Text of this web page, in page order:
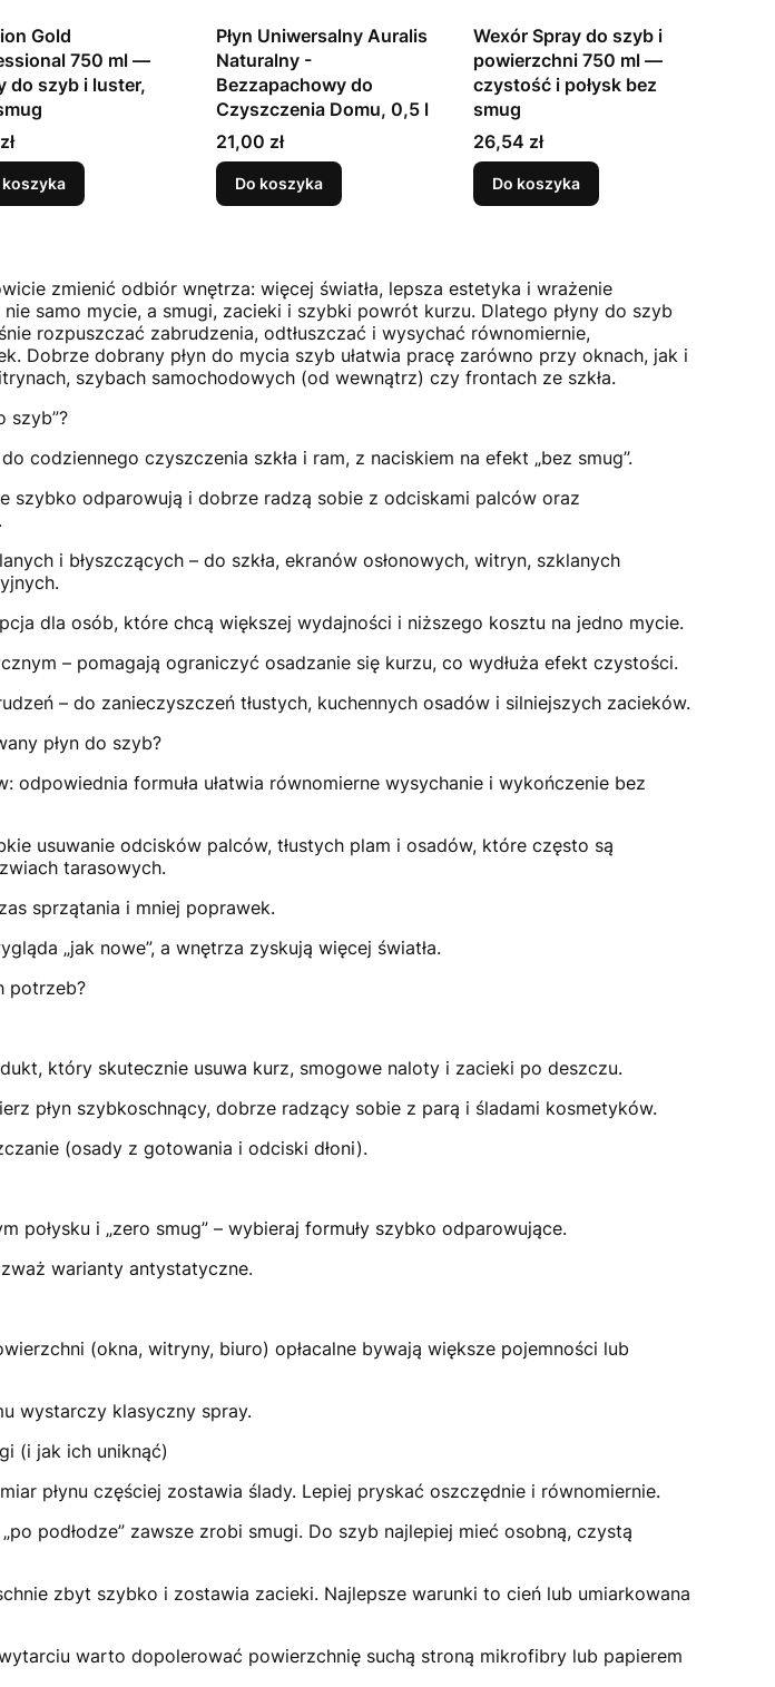
Gold
750 ml —
do szyb i luster,
koszyka
Płyn Uniwersalny Auralis
Naturalny -
Bezzapachowy do
Czyszczenia Domu, 0,5 l
Cena
21,00 zł
Do koszyka
Wexór Spray do szyb i
powierzchni 750 ml —
czystość i połysk bez
smug
Cena
26,54 zł
Do koszyka
zmienić odbiór wnętrza: więcej światła, lepsza estetyka i wrażenie
samo mycie, a smugi, zacieki i szybki powrót kurzu. Dlatego płyny do szyb
rozpuszczać zabrudzenia, odtłuszczać i wysychać równomiernie,
Dobrze dobrany płyn do mycia szyb ułatwia pracę zarówno przy oknach, jak i
szybach samochodowych (od wewnątrz) czy frontach ze szkła.
szyb”?
codziennego czyszczenia szkła i ram, z naciskiem na efekt „bez smug”.
szybko odparowują i dobrze radzą sobie z odciskami palców oraz
i błyszczących – do szkła, ekranów osłonowych, witryn, szklanych
dla osób, które chcą większej wydajności i niższego kosztu na jedno mycie.
– pomagają ograniczyć osadzanie się kurzu, co wydłuża efekt czystości.
– do zanieczyszczeń tłustych, kuchennych osadów i silniejszych zacieków.
płyn do szyb?
odpowiednia formuła ułatwia równomierne wysychanie i wykończenie bez
usuwanie odcisków palców, tłustych plam i osadów, które często są
tarasowych.
sprzątania i mniej poprawek.
„jak nowe”, a wnętrza zyskują więcej światła.
potrzeb?
który skutecznie usuwa kurz, smogowe naloty i zacieki po deszczu.
płyn szybkoschnący, dobrze radzący sobie z parą i śladami kosmetyków.
(osady z gotowania i odciski dłoni).
połysku i „zero smug” – wybieraj formuły szybko odparowujące.
warianty antystatyczne.
(okna, witryny, biuro) opłacalne bywają większe pojemności lub
wystarczy klasyczny spray.
(i jak ich uniknąć)
płynu częściej zostawia ślady. Lepiej pryskać oszczędnie i równomiernie.
podłodze” zawsze zrobi smugi. Do szyb najlepiej mieć osobną, czystą
zbyt szybko i zostawia zacieki. Najlepsze warunki to cień lub umiarkowana
warto dopolerować powierzchnię suchą stroną mikrofibry lub papierem